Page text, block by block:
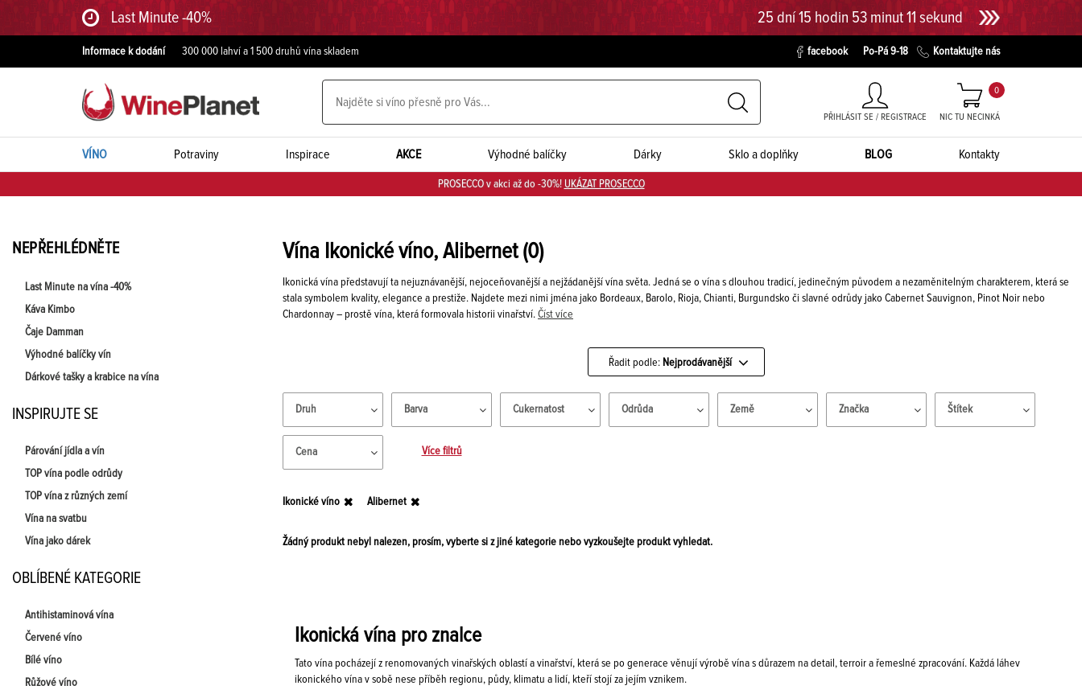
Last Minute -40% 25 dní 15 hodin 53 minut 10 sekund
Informace k dodání 300 000 lahví a 1 500 druhů vína skladem facebook Po-Pá 9-18 Kontaktujte nás
PŘIHLÁSIT SE / REGISTRACE NIC TU NECINKÁ
0
VÍNO Potraviny Inspirace AKCE Výhodné balíčky Dárky Sklo a doplňky BLOG Kontakty
PROSECCO v akci až do -30%! UKÁZAT PROSECCO
NEPŘEHLÉDNĚTE
Last Minute na vína -40%
Káva Kimbo
Čaje Damman
Výhodné balíčky vín
Dárkové tašky a krabice na vína
INSPIRUJTE SE
Párování jídla a vín
TOP vína podle odrůdy
TOP vína z různých zemí
Vína na svatbu
Vína jako dárek
OBLÍBENÉ KATEGORIE
Antihistaminová vína
Červené víno
Bílé víno
Růžové víno
Vína Ikonické víno, Alibernet(0)
Ikonická vína představují ta nejuznávanější, nejoceňovanější a nejžádanější vína světa. Jedná se o vína s dlouhou tradicí, jedinečným původem a nezaměnitelným charakterem, která se
stala symbolem kvality, elegance a prestiže. Najdete mezi nimi jména jako Bordeaux, Barolo, Rioja, Chianti, Burgundsko či slavné odrůdy jako Cabernet Sauvignon, Pinot Noir nebo
Chardonnay – prostě vína, která formovala historii vinařství. Číst více
Řadit podle: Nejprodávanější
Druh Barva Cukernatost Odrůda Země Značka Štítek
Cena Více filtrů
Ikonické víno Alibernet
Žádný produkt nebyl nalezen, prosím, vyberte si z jiné kategorie nebo vyzkoušejte produkt vyhledat.
Ikonická vína pro znalce
Tato vína pocházejí z renomovaných vinařských oblastí a vinařství, která se po generace věnují výrobě vína s důrazem na detail, terroir a řemeslné zpracování. Každá láhev
ikonického vína v sobě nese příběh regionu, půdy, klimatu a lidí, kteří stojí za jejím vznikem.